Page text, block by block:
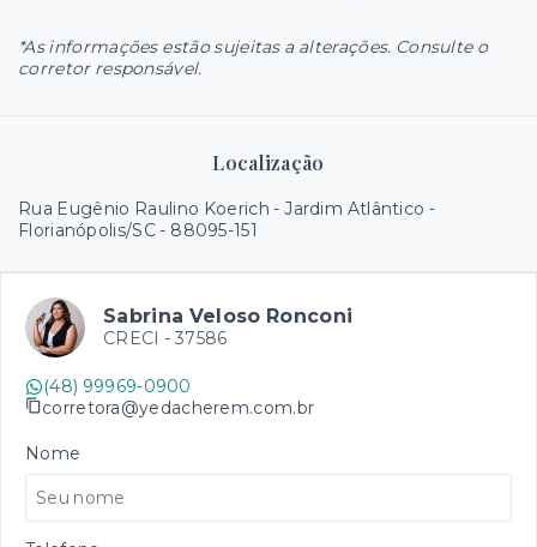
*As informações estão sujeitas a alterações. Consulte o
corretor responsável.
Localização
Rua Eugênio Raulino Koerich - Jardim Atlântico -
Florianópolis/SC- 88095-151
Sabrina Veloso Ronconi
CRECI - 37586
(48) 99969-0900
corretora@yedacherem.com.br
Nome